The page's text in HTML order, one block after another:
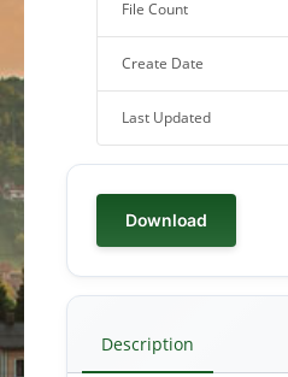
File Count
Create Date
Last Updated
Download
Description